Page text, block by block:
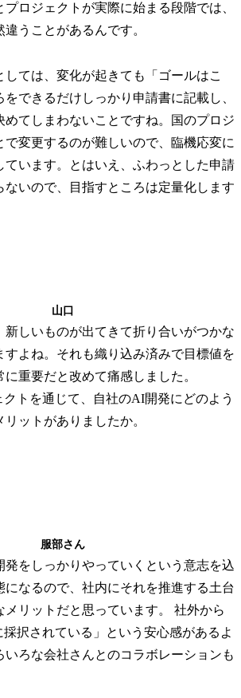
ロジェクトが実際に始まる段階では、
うことがあるんです。
しては、変化が起きても「ゴールはこ
できるだけしっかり申請書に記載し、
めてしまわないことですね。国のプロジ
で変更するのが難しいので、臨機応変に
ています。とはいえ、ふわっとした申請
ないので、目指すところは定量化します
山口
新しいものが出てきて折り合いがつかな
すよね。それも織り込み済みで目標値を
重要だと改めて痛感しました。
トを通じて、自社のAI開発にどのよう
ットがありましたか。
服部さん
発をしっかりやっていくという意志を込
になるので、社内にそれを推進する土台
メリットだと思っています。 社外から
択されている」という安心感があるよ
いろな会社さんとのコラボレーションも